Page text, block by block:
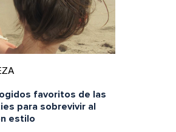
favoritos de las
para sobrevivir al
estilo